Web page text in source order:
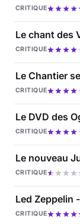
CRITIQUE
Le chant des
CRITIQUE
Le Chantier
CRITIQUE
Le DVD des
CRITIQUE
Le nouveau
CRITIQUE
Led Zeppelin
CRITIQUE